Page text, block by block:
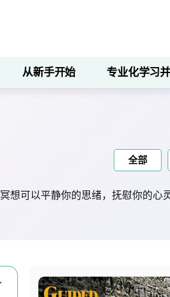
从新手开始 专业化学习
全部
冥想可以平静你的思绪，抚慰你的心